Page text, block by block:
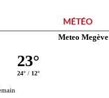
MÉTÉO
Meteo Megève